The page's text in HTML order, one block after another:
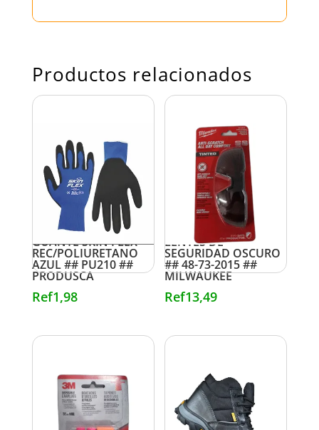
Productos relacionados
GUANTE SKIN FLEX
REC/POLIURETANO
AZUL ## PU210 ##
PRODUSCA
Ref1,98
LENTES DE
SEGURIDAD OSCURO
## 48-73-2015 ##
MILWAUKEE
Ref13,49